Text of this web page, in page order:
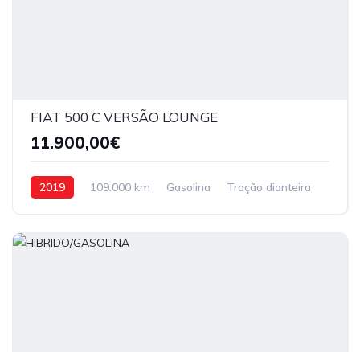
FIAT 500 C VERSÃO LOUNGE
11.900,00€
2019 109.000 km Gasolina Tração dianteira